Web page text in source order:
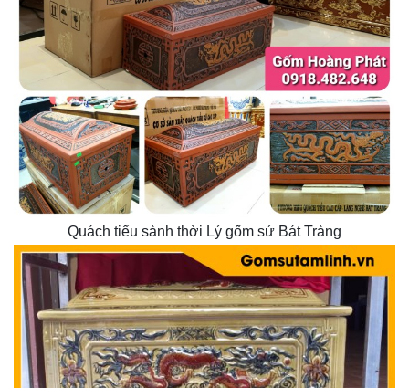
Quách tiểu sành thời Lý gốm sứ Bát Tràng